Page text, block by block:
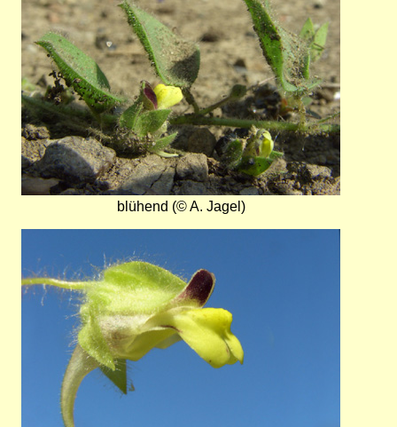
blühend (© A. Jagel)